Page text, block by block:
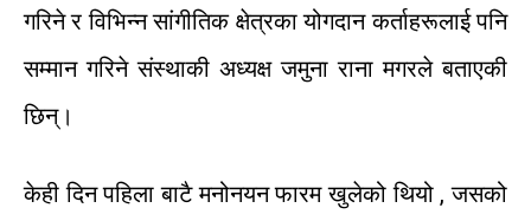
गरिने र विभिन्न सांगीतिक क्षेत्रका योगदान कर्ताहरूलाई पनि
सम्मान गरिने संस्थाकी अध्यक्ष जमुना राना मगरलेबताएकी
छिन्।
केही दिन पहिला बाटै मनोनयन फारम खुलेको थियो,जसको